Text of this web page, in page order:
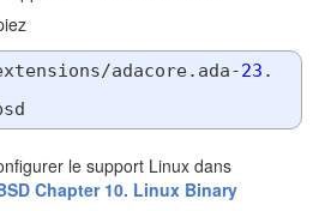
adacore.ada-23 .
le support Linux dans
Chapter 10. Linux Binary